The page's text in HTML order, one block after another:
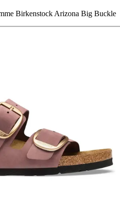
Birkenstock Arizona Big Buckle